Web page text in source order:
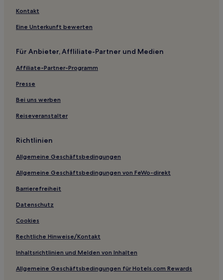
Kontakt
Eine Unterkunft bewerten
Für Anbieter, Affliliate-Partner und Medien
Affiliate-Partner-Programm
Presse
Bei uns werben
Reiseveranstalter
Richtlinien
Allgemeine Geschäftsbedingungen
Allgemeine Geschäftsbedingungen von FeWo-direkt
Barrierefreiheit
Datenschutz
Cookies
Rechtliche Hinweise/Kontakt
Inhaltsrichtlinien und Melden von Inhalten
Allgemeine Geschäftsbedingungen für Hotels.com Rewards